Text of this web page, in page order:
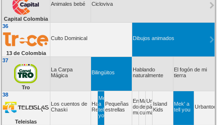
Capital Colombia
Animales bebé Cicloviva
36
13 de Colombia
Culto Dominical Dibujos animados
37
Tro
La Carpa
Mágica
Bilingüitos
Hablando
naturalmente
El fogón de mi
tierra
38
Teleislas
Los cuentos de
Chaski
Happy
Reef
Mek'
a
tell
you
Pequeñas
estrellas
Entre
dos
mundos
Mar
de
cuentos
Un
pájaro
más
Island
Kids
Mek' a
tell you